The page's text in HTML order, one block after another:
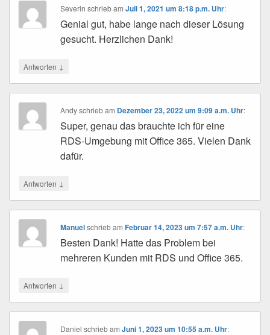
Severin schriebamJuli 1, 2021 um 8:18 p.m. Uhr:
Genial gut, habe lange nach dieser Lösung
gesucht. Herzlichen Dank!
Antworten ↓
Andy schriebam Dezember 23, 2022 um 9:09 a.m. Uhr:
Super, genau das brauchte ich für eine
RDS-Umgebung mit Office 365. Vielen Dank
dafür.
Antworten ↓
Manuel schriebamFebruar 14, 2023 um 7:57 a.m. Uhr:
Besten Dank! Hatte das Problem bei
mehreren Kunden mit RDS und Office 365.
Antworten ↓
Daniel schriebamJuni 1, 2023 um 10:55 a.m. Uhr: